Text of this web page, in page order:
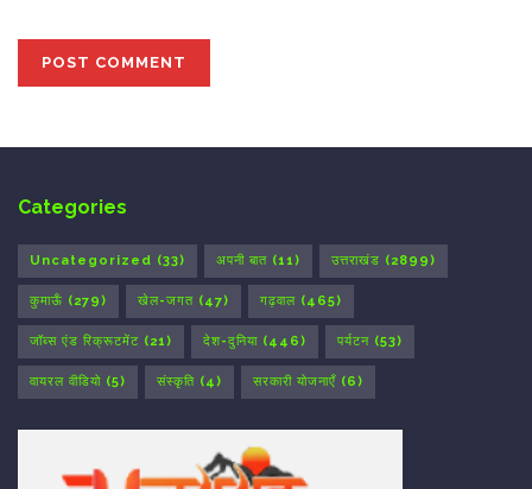
Categories
Uncategorized (33) अपनी बात (11) उत्तराखंड (2899)
कुमाऊँ (279) खेल-जगत (47) गढ़वाल (465)
जॉब्स एंड रिक्रूटमेंट (21) देश-दुनिया (446) पर्यटन (53)
वायरल वीडियो (5) संस्कृति (4) सरकारी योजनाएँ (6)